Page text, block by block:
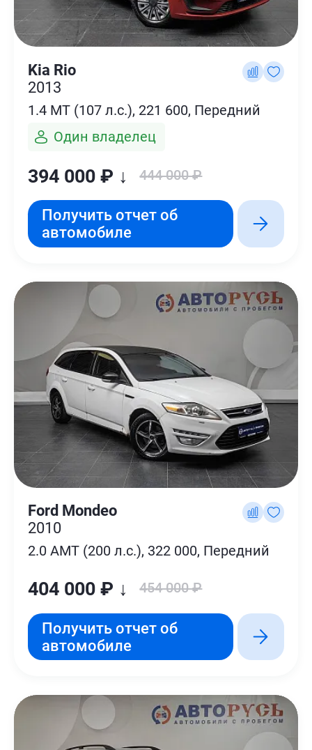
Kia Rio
2013
1.4 MT (107 л.с.), 221 600, Передний
Один владелец
394 000 ₽ ↓ 444 000 ₽
Получить отчет об
автомобиле
Ford Mondeo
2010
2.0 AMT (200 л.с.), 322 000, Передний
404 000 ₽ ↓ 454 000 ₽
Получить отчет об
автомобиле